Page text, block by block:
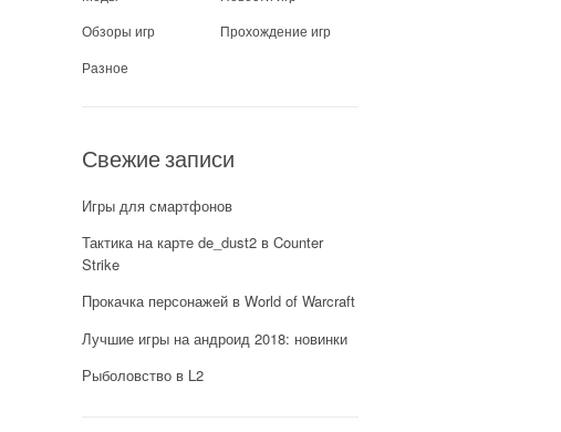
Обзоры игр
Прохождение игр
Разное
Свежие записи
Игры для смартфонов
Тактика на карте de_dust2 в Counter
Strike
Прокачка персонажей в World of Warcraft
Лучшие игры на андроид 2018: новинки
Рыболовство в L2